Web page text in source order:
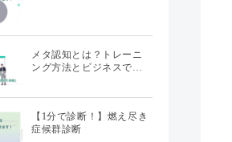
メタ認知とは？トレーニ
ング方法とビジネスで…
【1分で診断！】燃え尽き
症候群診断